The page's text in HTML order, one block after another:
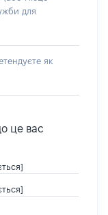
для
як
це вас